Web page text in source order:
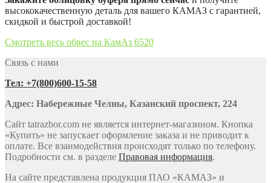
высококачественную деталь для вашего КАМАЗ с гарантией,
скидкой и быстрой доставкой!
Смотреть весь обвес на КамАз 6520
Связь с нами
Тел: +7(800)600-15-58
Адрес: Набережные Челны, Казанский проспект, 224
Сайт tatrazbor.com не является интернет-магазином. Кнопка
«Купить» не запускает оформление заказа и не приводит к
оплате. Все взаимодействия происходят только по телефону.
Подробности см. в разделе Правовая информация.
На сайте представлена продукция ПАО «КАМАЗ» и